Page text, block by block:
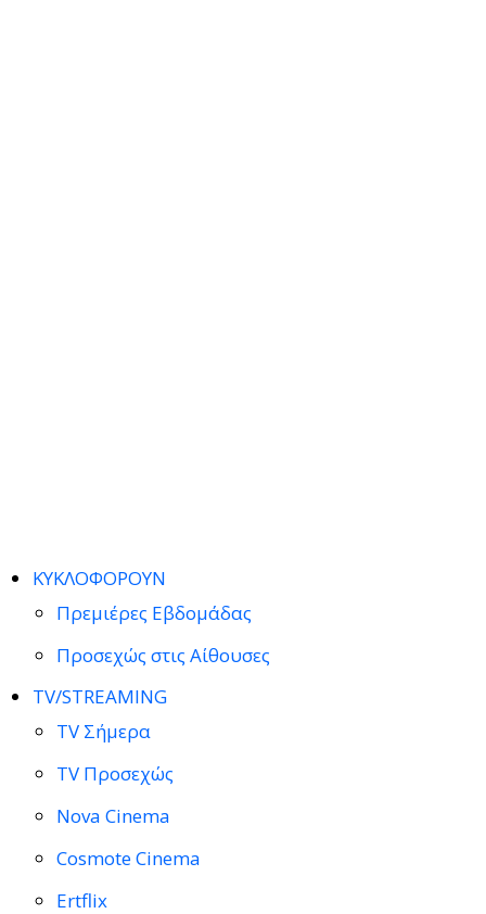
ΚΥΚΛΟΦΟΡΟΥΝ
Πρεμιέρες Εβδομάδας
Προσεχώς στις Αίθουσες
TV/STREAMING
TV Σήμερα
TV Προσεχώς
Nova Cinema
Cosmote Cinema
Ertflix